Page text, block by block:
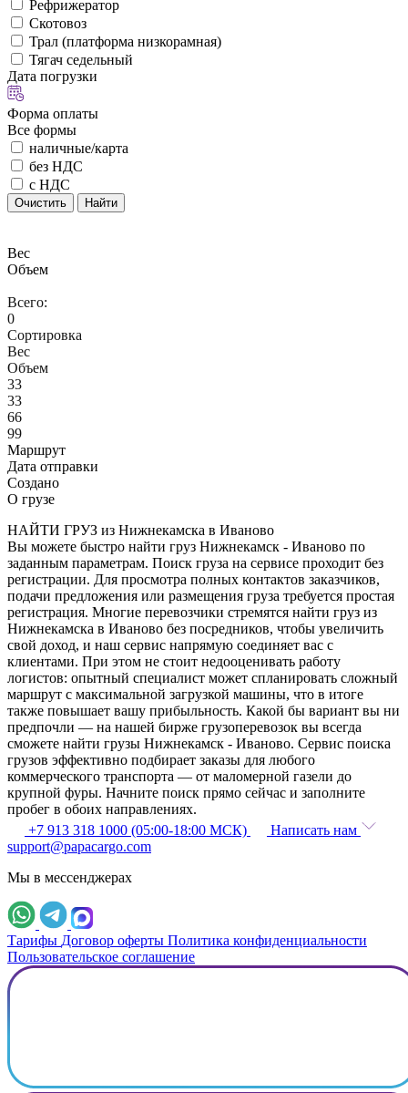
Рефрижератор
Скотовоз
Трал (платформа низкорамная)
Тягач седельный
Дата погрузки
Форма оплаты
Все формы
наличные/карта
без НДС
с НДС
Очистить Найти
Вес
Объем
Всего:
0
Сортировка
Вес
Объем
33
33
66
99
Маршрут
Дата отправки
Создано
О грузе
НАЙТИ ГРУЗ из Нижнекамска в Иваново
Вы можете быстро найти груз Нижнекамск - Иваново по
заданным параметрам. Поиск груза на сервисе проходит без
регистрации. Для просмотра полных контактов заказчиков,
подачи предложения или размещения груза требуется простая
регистрация. Многие перевозчики стремятся найти груз из
Нижнекамска в Иваново без посредников, чтобы увеличить
свой доход, и наш сервис напрямую соединяет вас с
клиентами. При этом не стоит недооценивать работу
логистов: опытный специалист может спланировать сложный
маршрут с максимальной загрузкой машины, что в итоге
также повышает вашу прибыльность. Какой бы вариант вы ни
предпочли — на нашей бирже грузоперевозок вы всегда
сможете найти грузы Нижнекамск - Иваново. Сервис поиска
грузов эффективно подбирает заказы для любого
коммерческого транспорта — от маломерной газели до
крупной фуры. Начните поиск прямо сейчас и заполните
пробег в обоих направлениях.
+7 913 318 1000 (05:00-18:00 МСК)
Написать нам
support@papacargo.com
Мы в мессенджерах
Тарифы Договор оферты Политика конфиденциальности
Пользовательское соглашение